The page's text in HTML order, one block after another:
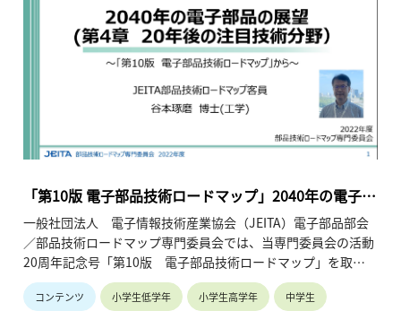
産業界は女子の活躍の場を拡大して参ります。お子様や生徒と
将来を語り合うきっかけにしてください。
会場：大阪大学中之島センター 佐治敬三メモリアルホール
主催：一般社団法人 学びのイノベーション・プラットフォー
「第10版 電子部品技術ロードマップ」2040年の電子部
品の展望
一般社団法人 電子情報技術産業協会（JEITA）電子部品部会
／部品技術ロードマップ専門委員会では、当専門委員会の活動
20周年記念号「第10版 電子部品技術ロードマップ」を取り
まとめました。本ページでは2040年の電子部品の展望につい
てご紹介いたします。
コンテンツ 小学生低学年 小学生高学年 中学生